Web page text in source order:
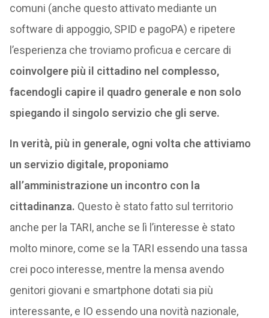
comuni (anche questo attivato mediante un
software di appoggio, SPID e pagoPA) e ripetere
l’esperienza che troviamo proficua e cercare di
coinvolgere più il cittadino nel complesso,
facendogli capire il quadro generale e non solo
spiegando il singolo servizio che gli serve.
In verità, più in generale, ogni volta che attiviamo
un servizio digitale, proponiamo
all’amministrazione un incontro con la
cittadinanza. Questo è stato fatto sul territorio
anche per la TARI, anche se lì l’interesse è stato
molto minore, come se la TARI essendo una tassa
crei poco interesse, mentre la mensa avendo
genitori giovani e smartphone dotati sia più
interessante, e IO essendo una novità nazionale,